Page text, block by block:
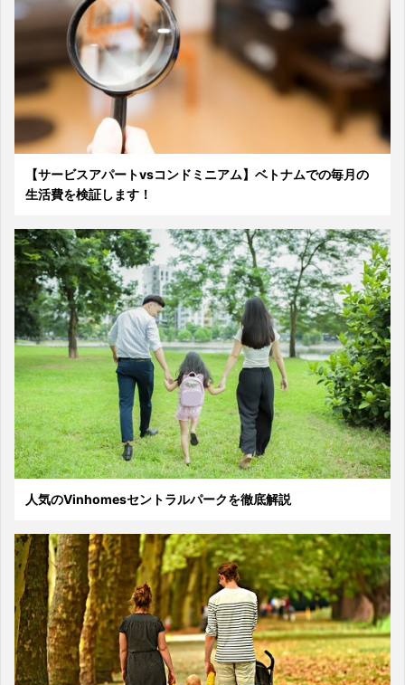
【サービスアパートvsコンドミニアム】ベトナムでの毎月の
生活費を検証します！
人気のVinhomesセントラルパークを徹底解説